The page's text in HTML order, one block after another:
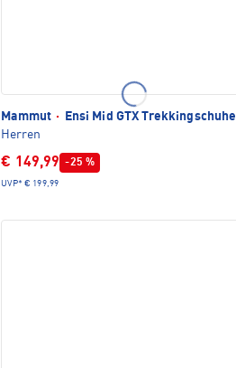
Mammut ·
Ensi Mid GTX Trekkingschuhe
Herren
€ 149,99 -25 %
UVP* € 199,99